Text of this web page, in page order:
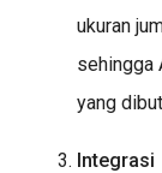
ukuran
sehingga
yang